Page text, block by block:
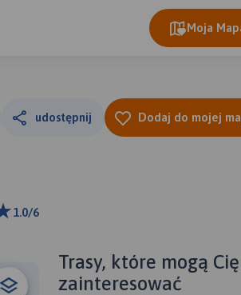
Moja
udostępnij Dodaj do mojej
1.0/6
Trasy, które mogą Cię
zainteresować